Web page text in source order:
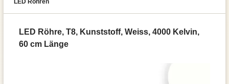
LED Röhren
LED Röhre, T8, Kunststoff, Weiss, 4000 Kelvin,
60 cm Länge